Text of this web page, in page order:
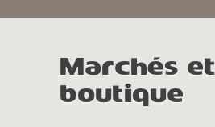
Marchés et
boutique